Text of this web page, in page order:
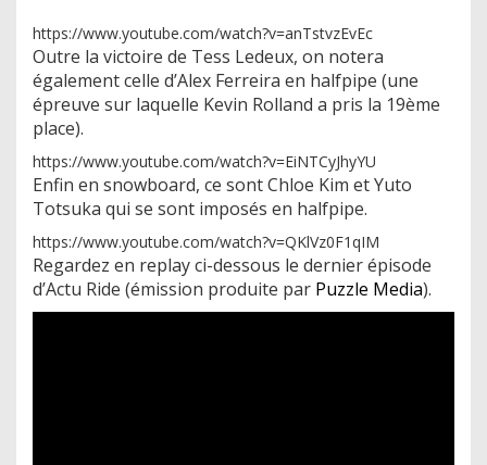
https://www.youtube.com/watch?v=anTstvzEvEc
Outre la victoire de Tess Ledeux, on notera
également celle d’Alex Ferreira en halfpipe (une
épreuve sur laquelle Kevin Rolland a pris la 19ème
place).
https://www.youtube.com/watch?v=EiNTCyJhyYU
Enfin en snowboard, ce sont Chloe Kim et Yuto
Totsuka qui se sont imposés en halfpipe.
https://www.youtube.com/watch?v=QKlVz0F1qIM
Regardez en replay ci-dessous le dernier épisode
d’Actu Ride (émission produite par Puzzle Media).